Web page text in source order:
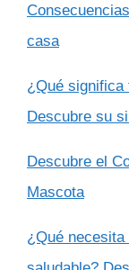
casa
¿Qué significa
Descubre su
Descubre el
Mascota
¿Qué